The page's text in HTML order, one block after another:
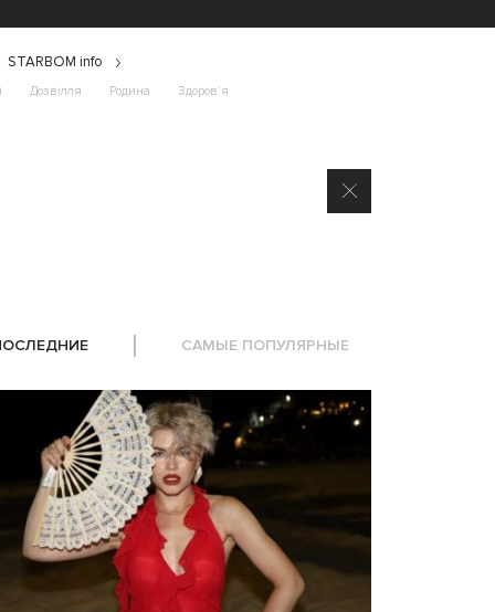
Дозвілля Родина Здоров’я
STARBOM info
САМЫЕ ПОПУЛЯРНЫЕ